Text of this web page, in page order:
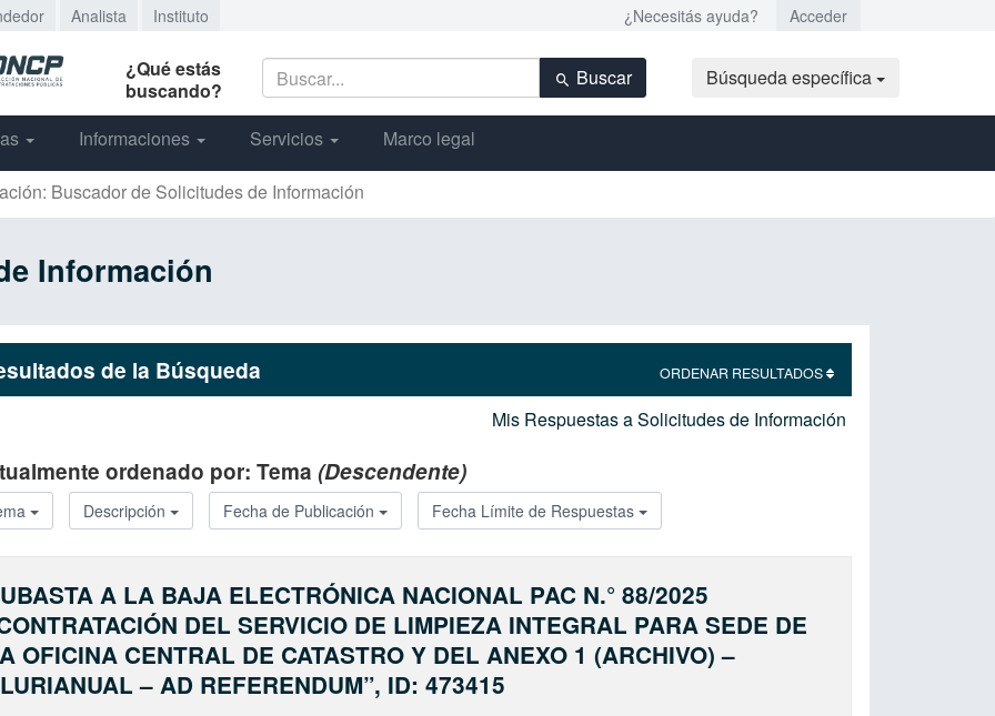
Analista Instituto ¿Necesitás ayuda? Acceder
¿Qué estás
buscando?
Buscar Búsqueda específica
Informaciones Servicios Marco legal
Buscador de Solicitudes de Información
Información
de la Búsqueda ORDENAR RESULTADOS
Mis Respuestas a Solicitudes de Información
ordenado por: Tema (Descendente)
Descripción Fecha de Publicación Fecha Límite de Respuestas
A LA BAJA ELECTRÓNICA NACIONAL PAC N.° 88/2025
DEL SERVICIO DE LIMPIEZA INTEGRAL PARA SEDE DE
OFICINA CENTRAL DE CATASTRO Y DEL ANEXO 1 (ARCHIVO) –
– AD REFERENDUM”, ID: 473415